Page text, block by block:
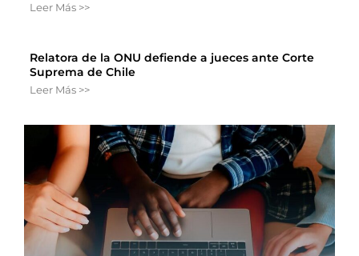
Leer Más >>
Relatora de la ONU defiende a jueces ante Corte
Suprema de Chile
Leer Más >>